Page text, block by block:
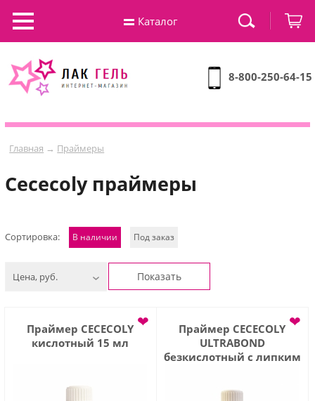
8-800-250-64-15
Главная → Праймеры
Cececoly праймеры
Сортировка: В наличии Под заказ
Цена, руб. Показать
Праймер CECECOLY
кислотный 15 мл
❤
Праймер CECECOLY
ULTRABOND
безкислотный с липким
❤
Каталог